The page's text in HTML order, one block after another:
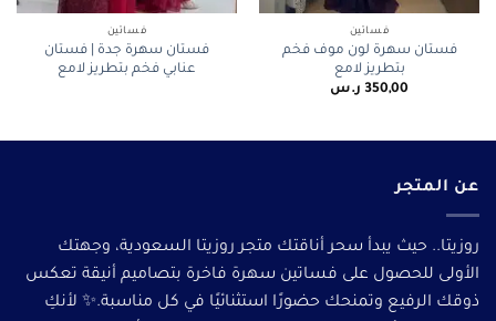
فساتين
فستان سهرة لون موف فخم
بتطريز لامع
350,00 ر.س
فساتين
فستان سهرة جدة | فستان
عنابي فخم بتطريز لامع
عن المتجر
روزيتا.. حيث يبدأ سحر أناقتك متجر روزيتا السعودية، وجهتك
الأولى للحصول على فساتين سهرة فاخرة بتصاميم أنيقة تعكس
ذوقك الرفيع وتمنحك حضورًا استثنائيًا في كل مناسبة.✨ لأنكِ